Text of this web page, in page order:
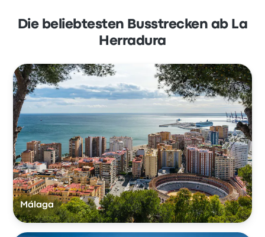
Die beliebtesten Busstrecken ab La
Herradura
Málaga